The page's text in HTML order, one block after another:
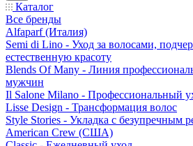
Каталог
Все бренды
Alfaparf (Италия)
Semi di Lino - Уход за волосами,
естественную красоту
Blends Of Many - Линия
мужчин
Il Salone Milano - Профессиональный
Lisse Design - Трансформация волос
Style Stories - Укладка с безупречным
American Crew (США)